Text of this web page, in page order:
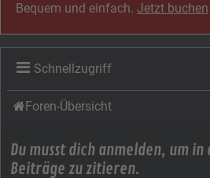
Bequem und einfach.Jetzt buchen
Schnellzugriff
Foren-Übersicht
Du musst dich anmelden, um in
Beiträge zu zitieren.